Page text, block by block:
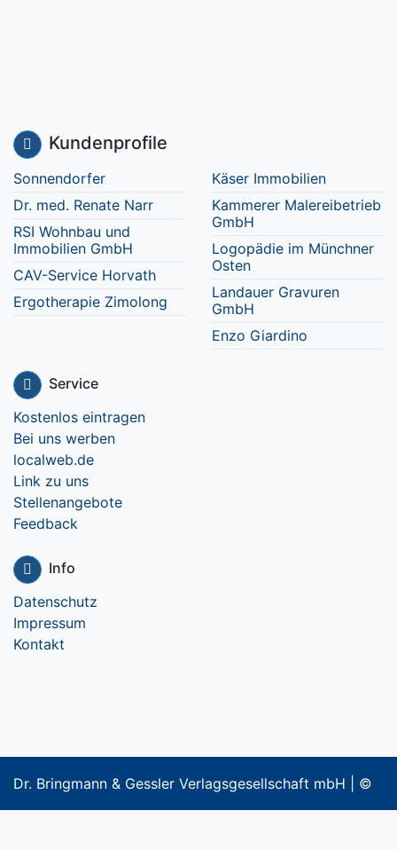
Kundenprofile
Sonnendorfer
Dr. med. Renate Narr
RSI Wohnbau und
Immobilien GmbH
CAV-Service Horvath
Ergotherapie Zimolong
Käser Immobilien
Kammerer Malereibetrieb
GmbH
Logopädie im Münchner
Osten
Landauer Gravuren
GmbH
Enzo Giardino
Service
Kostenlos eintragen
Bei uns werben
localweb.de
Link zu uns
Stellenangebote
Feedback
Info
Datenschutz
Impressum
Kontakt
Dr. Bringmann & Gessler Verlagsgesellschaft mbH | ©